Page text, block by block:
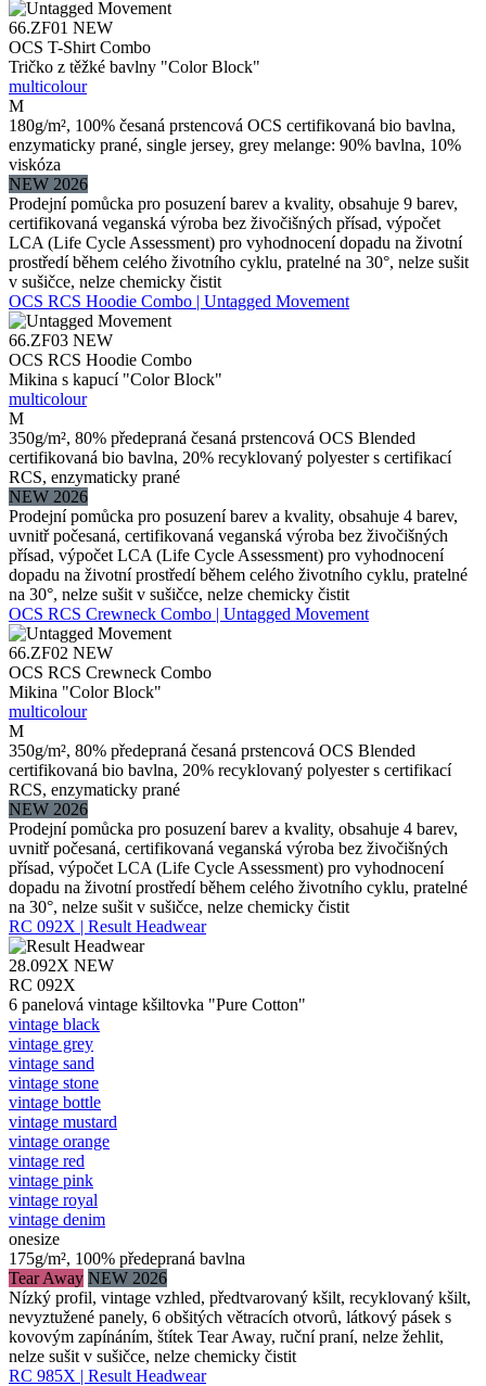
66.ZF01 NEW
OCS T-Shirt Combo
Tričko z těžké bavlny "Color Block"
multicolour
M
180g/m², 100% česaná prstencová OCS certifikovaná bio bavlna,
enzymaticky prané, single jersey, grey melange: 90% bavlna, 10%
viskóza
NEW 2026
Prodejní pomůcka pro posuzení barev a kvality, obsahuje 9 barev,
certifikovaná veganská výroba bez živočišných přísad, výpočet
LCA (Life Cycle Assessment) pro vyhodnocení dopadu na životní
prostředí během celého životního cyklu, pratelné na 30°, nelze sušit
v sušičce, nelze chemicky čistit
OCS RCS Hoodie Combo | Untagged Movement
66.ZF03 NEW
OCS RCS Hoodie Combo
Mikina s kapucí "Color Block"
multicolour
M
350g/m², 80% předepraná česaná prstencová OCS Blended
certifikovaná bio bavlna, 20% recyklovaný polyester s certifikací
RCS, enzymaticky prané
NEW 2026
Prodejní pomůcka pro posuzení barev a kvality, obsahuje 4 barev,
uvnitř počesaná, certifikovaná veganská výroba bez živočišných
přísad, výpočet LCA (Life Cycle Assessment) pro vyhodnocení
dopadu na životní prostředí během celého životního cyklu, pratelné
na 30°, nelze sušit v sušičce, nelze chemicky čistit
OCS RCS Crewneck Combo | Untagged Movement
66.ZF02 NEW
OCS RCS Crewneck Combo
Mikina "Color Block"
multicolour
M
350g/m², 80% předepraná česaná prstencová OCS Blended
certifikovaná bio bavlna, 20% recyklovaný polyester s certifikací
RCS, enzymaticky prané
NEW 2026
Prodejní pomůcka pro posuzení barev a kvality, obsahuje 4 barev,
uvnitř počesaná, certifikovaná veganská výroba bez živočišných
přísad, výpočet LCA (Life Cycle Assessment) pro vyhodnocení
dopadu na životní prostředí během celého životního cyklu, pratelné
na 30°, nelze sušit v sušičce, nelze chemicky čistit
RC 092X | Result Headwear
28.092X NEW
RC 092X
6 panelová vintage kšiltovka "Pure Cotton"
vintage black
vintage grey
vintage sand
vintage stone
vintage bottle
vintage mustard
vintage orange
vintage red
vintage pink
vintage royal
vintage denim
onesize
175g/m², 100% předepraná bavlna
Tear Away NEW 2026
Nízký profil, vintage vzhled, předtvarovaný kšilt, recyklovaný kšilt,
nevyztužené panely, 6 obšitých větracích otvorů, látkový pásek s
kovovým zapínáním, štítek Tear Away, ruční praní, nelze žehlit,
nelze sušit v sušičce, nelze chemicky čistit
RC 985X | Result Headwear